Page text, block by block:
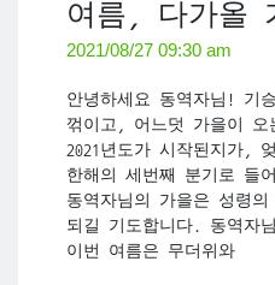
여름, 다가올
2021/08/27 09:30 am
안녕하세요 동역자님! 기
꺾이고, 어느덧 가을이 오
2021년도가 시작된지가,
한해의 세번째 분기로 들
동역자님의 가을은 성령의
되길 기도합니다. 동역자
이번 여름은 무더위와